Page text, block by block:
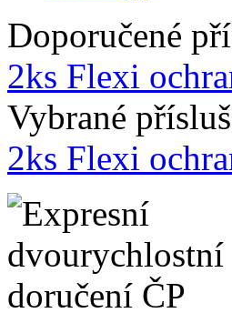
Doporučené
2ks Flexi
Vybrané
2ks Flexi